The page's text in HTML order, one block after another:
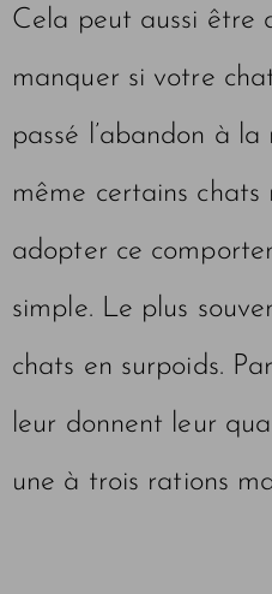
Cela peut aussi être
manquer si votre
passé l’abandon à
même certains
adopter ce
simple. Le plus
chats en surpoids.
leur donnent leur
une à trois rations